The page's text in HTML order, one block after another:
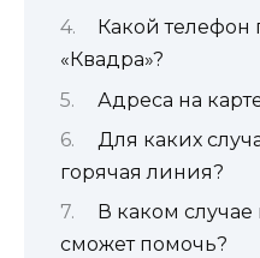
Какой
«Квадра»?
Адреса на
Для каких
горячая линия?
В каком
сможет помочь?